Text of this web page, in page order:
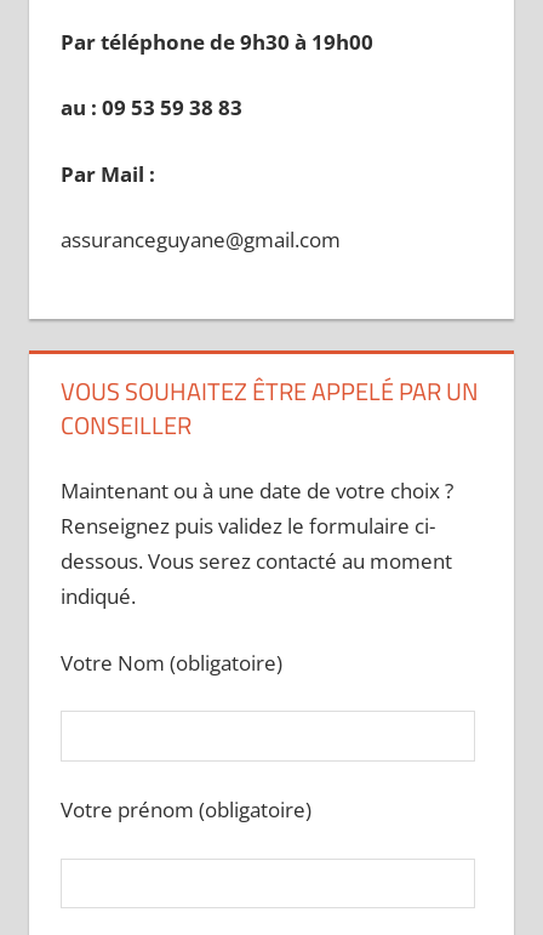
Par téléphone de 9h30 à 19h00
au : 09 53 59 38 83
Par Mail :
assuranceguyane@gmail.com
VOUS SOUHAITEZ ÊTRE APPELÉ PAR UN
CONSEILLER
Maintenant ou à une date de votre choix ?
Renseignez puis validez le formulaire ci-
dessous. Vous serez contacté au moment
indiqué.
Votre Nom (obligatoire)
Votre prénom (obligatoire)